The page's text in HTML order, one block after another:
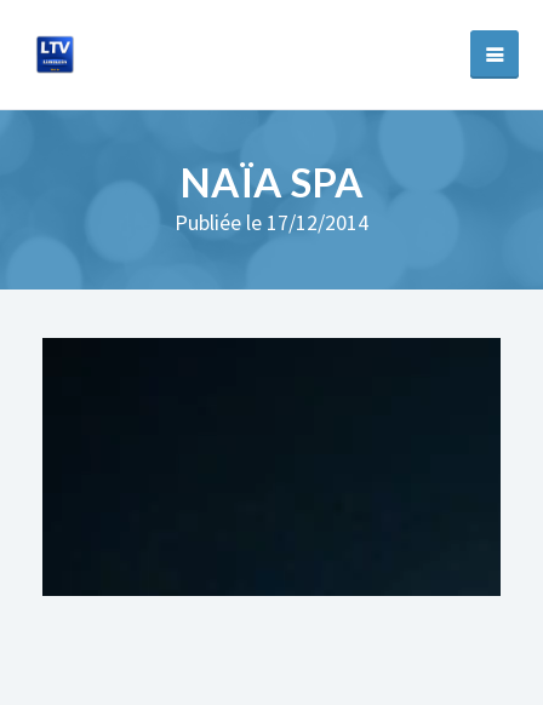
NAÏA SPA
Publiée le 17/12/2014